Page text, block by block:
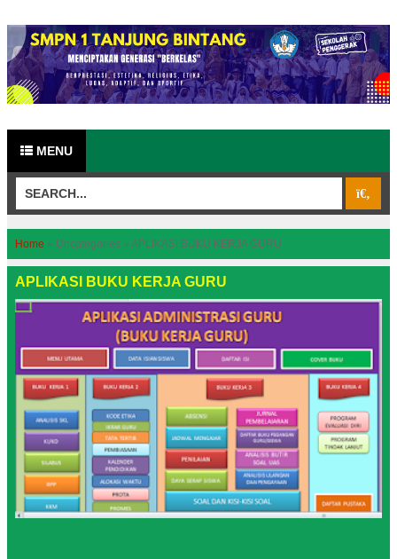
MENU
Home » Uncategories » APLIKASI BUKU KERJA GURU
APLIKASI BUKU KERJA GURU